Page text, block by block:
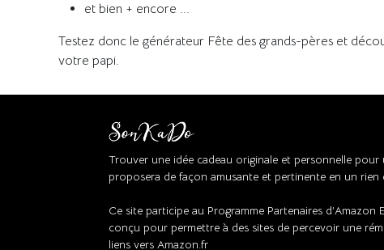
et bien + encore ...
Testez donc le générateur Fête des grands-pères et
votre papi.
Trouver une idée cadeau originale et personnelle
proposera de façon amusante et pertinente en un rien
Ce site participe au Programme Partenaires d’Amazon
conçu pour permettre à des sites de percevoir une
liens vers Amazon.fr